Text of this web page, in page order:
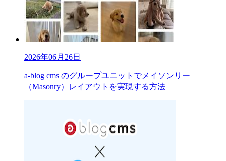
2026年06月26日
a-blog cms のグループユニットでメイソンリー
（Masonry）レイアウトを実現する方法